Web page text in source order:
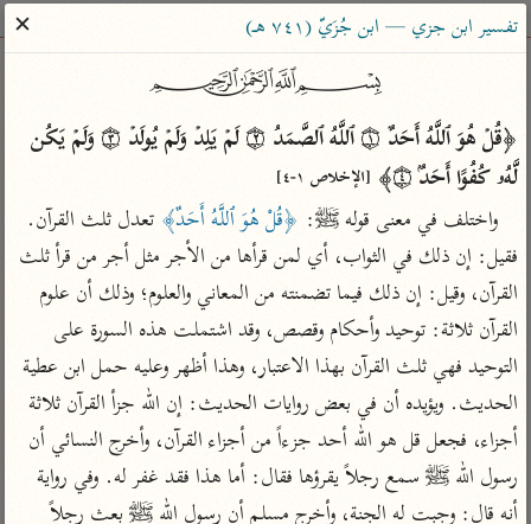
ساهم معنا في نشر القرآن والعلم الشرعي
الباحث القرآني
بحث تفسير علوم مصاحف معاجم
Type 2 or more characters for results.
Type 1 or more
characters for results.
أمّهات
تفسير الطبري
تفسير ابن كثير
تفسير القرطبي
تفسير البغوي
عامّة
فتح البيان للقنوجي
فتح القدير للشوكاني
تفسير ابن جزي
موسوعات
معاصرة
الميسر
المختصر في
التفسير
تفسير السعدي
أيسر التفاسير
تفسير ابن جزي — ابن جُزَيّ (٧٤١ هـ)
✕
﷽
لَّهُۥ كُفُوًا أَحَدُۢ ۝٤﴾
[الإخلاص ١-٤]
واختلف في معنى قوله ﷺ: ﴿قُلْ هُوَ ٱللَّهُ أَحَدٌ﴾
أنه قال: وجبت له الجنة، وأخرج مسلم أن رسول الله ﷺ بعث رجلاً